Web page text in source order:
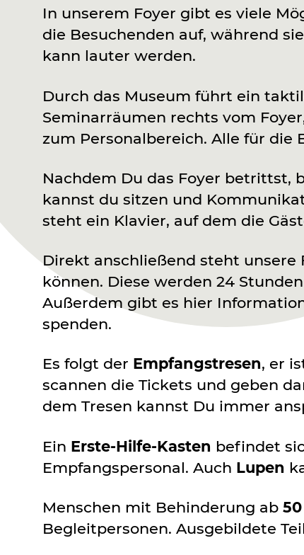
In unserem Foyer gibt es viele
die Besuchenden auf, während
kann lauter werden.
Durch das Museum führt ein
Seminarräumen rechts vom
zum Personalbereich. Alle für
Nachdem Du das Foyer betrittst,
kannst du sitzen und
steht ein Klavier, auf dem die
Direkt anschließend steht unsere
können. Diese werden 24
Außerdem gibt es hier
spenden.
Es folgt der Empfangstresen, er
scannen die Tickets und geben
dem Tresen kannst Du immer
Ein Erste-Hilfe-Kasten befindet
Empfangspersonal. Auch Lupen
Menschen mit Behinderung ab
Begleitpersonen. Ausgebildete